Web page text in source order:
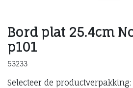
Bord plat 25.4cm
p101
53233
Selecteer de productverpakking: